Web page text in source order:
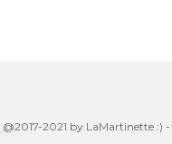
@2017-2021 by LaMartinette :)